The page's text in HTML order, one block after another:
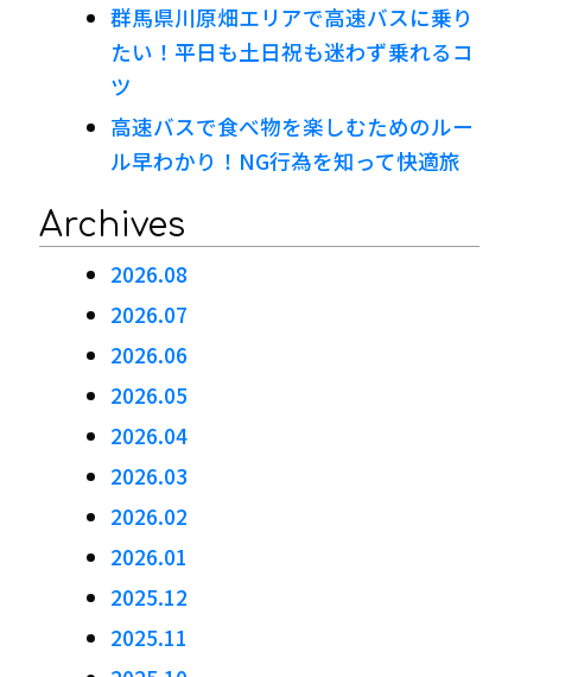
群馬県川原畑エリアで高速バスに乗り
たい！平日も土日祝も迷わず乗れるコ
ツ
高速バスで食べ物を楽しむためのルー
ル早わかり！NG行為を知って快適旅
Archives
2026.08
2026.07
2026.06
2026.05
2026.04
2026.03
2026.02
2026.01
2025.12
2025.11